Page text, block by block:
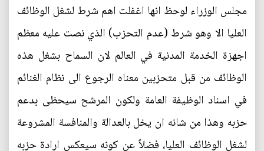
مجلس الوزراء لوحظ انها اغفلت اهم شرط لشغل الوظائف
العليا الا وهو شرط (عدم التحزب) الذي نصت عليه معظم
اجهزة الخدمة المدنية في العالم لان السماح بشغل هذه
الوظائف من قبل متحزبين معناه الرجوع الى نظام الغنائم
في اسناد الوظيفة العامة ولكون المرشح سيحظى بدعم
حزبه وهذا من شانه ان يخل بالعدالة والمنافسة المشروعة
لشغل الوظائف العليا، فضلاً عن كونه سيعكس ارادة حزبه